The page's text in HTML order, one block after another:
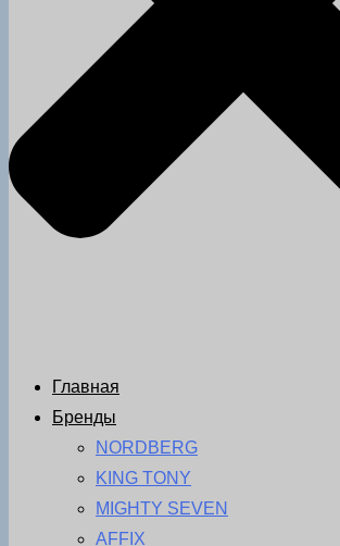
Главная
Бренды
NORDBERG
KING TONY
MIGHTY SEVEN
AFFIX